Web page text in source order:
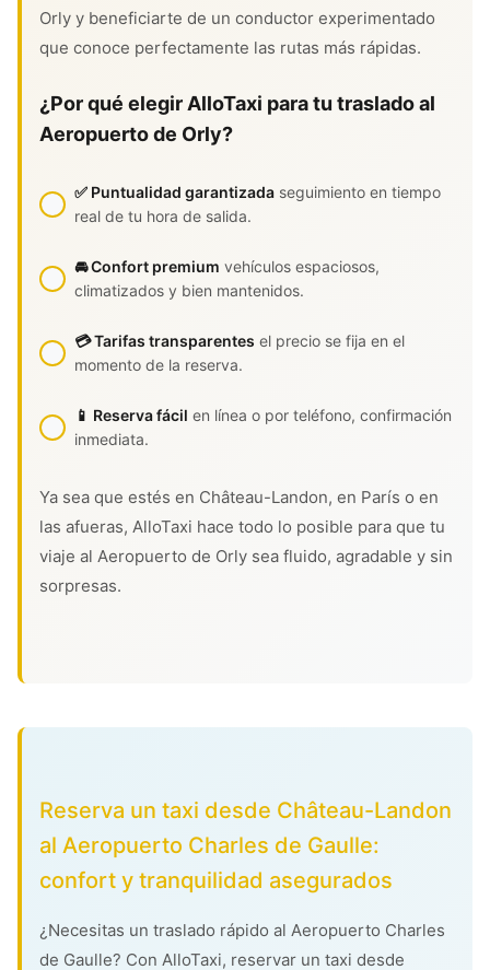
Orly y beneficiarte de un conductor experimentado
que conoce perfectamente las rutas más rápidas.
¿Por qué elegir AlloTaxi para tu traslado al
Aeropuerto de Orly?
✅ Puntualidad garantizada seguimiento en tiempo
real de tu hora de salida.
🚘 Confort premium vehículos espaciosos,
climatizados y bien mantenidos.
💳 Tarifas transparentes el precio se fija en el
momento de la reserva.
📱 Reserva fácil en línea o por teléfono, confirmación
inmediata.
Ya sea que estés en Château-Landon, en París o en
las afueras, AlloTaxi hace todo lo posible para que tu
viaje al Aeropuerto de Orly sea fluido, agradable y sin
sorpresas.
Reserva un taxi desde Château-Landon
al Aeropuerto Charles de Gaulle:
confort y tranquilidad asegurados
¿Necesitas un traslado rápido al Aeropuerto Charles
de Gaulle? Con AlloTaxi, reservar un taxi desde